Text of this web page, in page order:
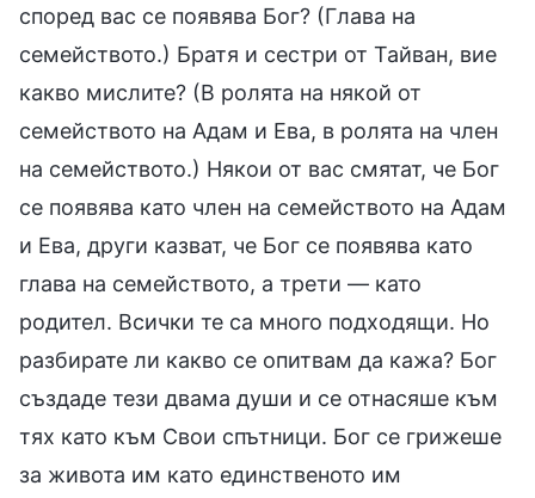
според вас се появява Бог? (Глава на
семейството.) Братя и сестри от Тайван, вие
какво мислите? (В ролята на някой от
семейството на Адам и Ева, в ролята на член
на семейството.) Някои от вас смятат, че Бог
се появява като член на семейството на Адам
и Ева, други казват, че Бог се появява като
глава на семейството, а трети — като
родител. Всички те са много подходящи. Но
разбирате ли какво се опитвам да кажа? Бог
създаде тези двама души и се отнасяше към
тях като към Свои спътници. Бог се грижеше
за живота им като единственото им